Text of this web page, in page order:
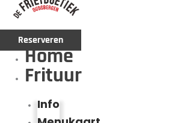
Reserveren
Home
Frituur
Info